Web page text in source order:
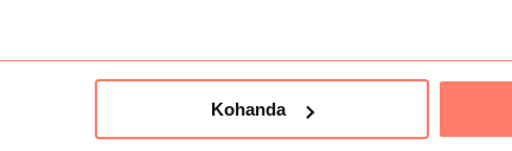
Kohanda